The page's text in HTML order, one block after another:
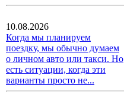
10.08.2026
Когда мы планируем
поездку, мы обычно думаем
о личном авто или такси. Но
есть ситуации, когда эти
варианты просто не...